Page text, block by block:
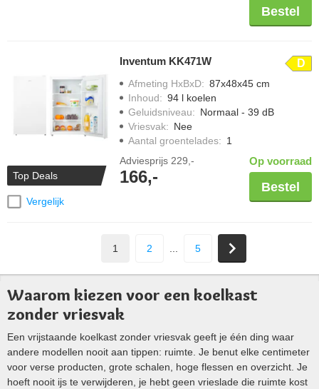
Bestel
Top Deals
Vergelijk
Inventum KK471W D
Afmeting HxBxD: 87x48x45 cm
Inhoud: 94 l koelen
Geluidsniveau: Normaal - 39 dB
Vriesvak: Nee
Aantal groentelades: 1
Adviesprijs 229,-
166,-
Op voorraad
Bestel
1 2 5
Waarom kiezen voor een koelkast
zonder vriesvak
Een vrijstaande koelkast zonder vriesvak geeft je één ding waar
andere modellen nooit aan tippen: ruimte. Je benut elke centimeter
voor verse producten, grote schalen, hoge flessen en overzicht. Je
hoeft nooit ijs te verwijderen, je hebt geen vrieslade die ruimte kost